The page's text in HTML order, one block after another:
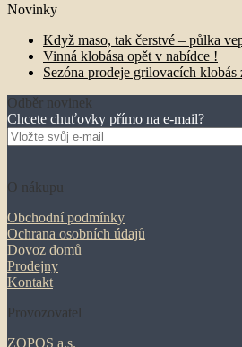
Novinky
Když maso, tak čerstvé – půlka
Vinná klobása opět v nabídce !
Sezóna prodeje grilovacích klobás
Odběr novinek
Chcete chuťovky přímo na e-mail?
O nákupu
Obchodní podmínky
Ochrana osobních údajů
Dovoz domů
Prodejny
Kontakt
Provozovatel
ZOPOS a.s.